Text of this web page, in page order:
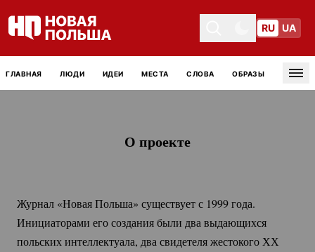
Toggle themeToggle theme
RU UA
ГЛАВНАЯ ЛЮДИ ИДЕИ МЕСТА СЛОВА ОБРАЗЫ
О проекте
Журнал «Новая Польша» существует с 1999 года.
Инициаторами его создания были два выдающихся
польских интеллектуала, два свидетеля жестокого ХХ